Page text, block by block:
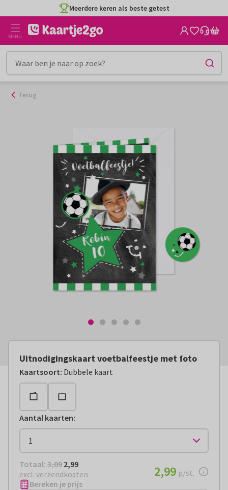
naar
inhoud
Meerdere keren als beste getest
MENU
Terug
Uitnodigingskaart voetbalfeestje met foto
Kaartsoort: Dubbele kaart
Aantal kaarten:
Totaal: € 2,99
Totaal: 3,09 2,99
excl. verzendkosten
€ 2,99per stuk
2,99 p/st.
Bereken je prijs